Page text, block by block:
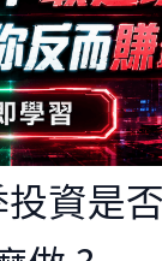
資是